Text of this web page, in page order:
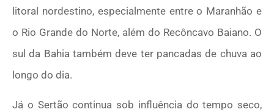
litoral nordestino, especialmente entre o Maranhão e
o Rio Grande do Norte, além do Recôncavo Baiano. O
sul da Bahia também deve ter pancadas de chuva ao
longo do dia.
Já o Sertão continua sob influência do tempo seco,